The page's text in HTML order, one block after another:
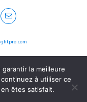
la meilleure
à utiliser ce
êtes satisfait.